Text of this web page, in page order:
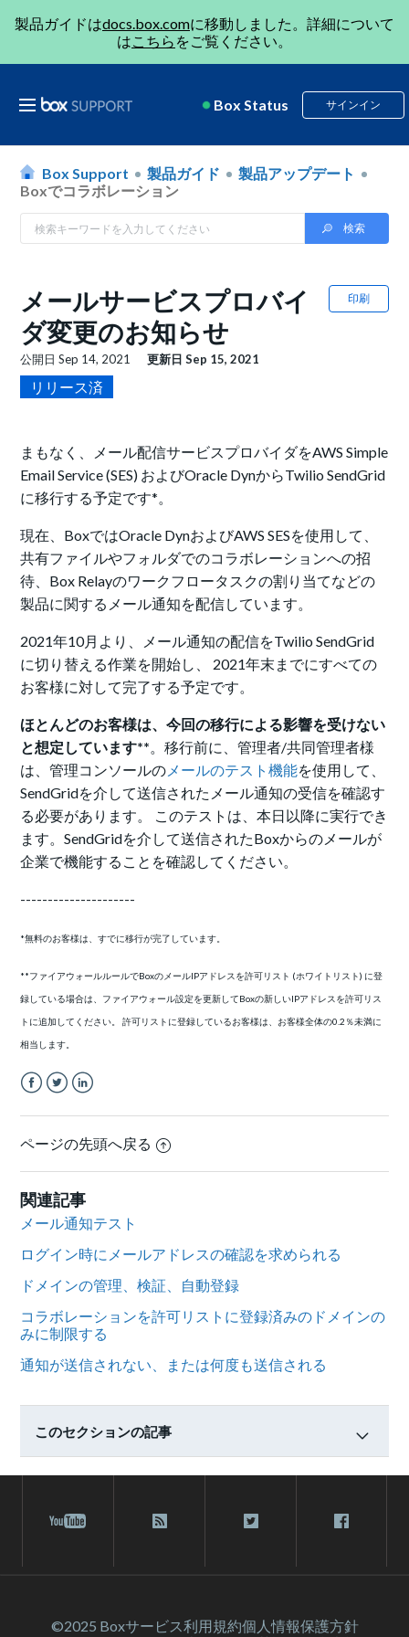
製品ガイドはdocs.box.comに移動しました。詳細について
はこちら をご覧ください。
Box Status サインイン
Box Support 製品ガイド
製品アップデート
Boxでコラボレーション
印刷
メールサービスプロバイ
ダ変更のお知らせ
公開日Sep 14, 2021 更新日Sep 15, 2021
リリース済
まもなく、メール配信サービスプロバイダをAWS Simple
Email Service (SES) およびOracle DynからTwilio SendGrid
に移行する予定です*。
現在、BoxではOracle DynおよびAWS SESを使用して、
共有ファイルやフォルダでのコラボレーションへの招
待、Box Relayのワークフロータスクの割り当てなどの
製品に関するメール通知を配信しています。
2021年10月より、メール通知の配信をTwilio SendGrid
に切り替える作業を開始し、 2021年末までにすべての
お客様に対して完了する予定です。
ほとんどのお客様は、今回の移行による影響を受けない
と想定しています**。移行前に、管理者/共同管理者様
は、管理コンソールの メールのテスト機能を使用して、
SendGridを介して送信されたメール通知の受信を確認す
る必要があります。 このテストは、本日以降に実行でき
ます。SendGridを介して送信されたBoxからのメールが
企業で機能することを確認してください。
---------------------
*無料のお客様は、すでに移行が完了しています。
**ファイアウォールルールでBoxのメールIPアドレスを許可リスト (ホワイトリスト) に登
録している場合は、ファイアウォール設定を更新してBoxの新しいIPアドレスを許可リス
トに追加してください。 許可リストに登録しているお客様は、お客様全体の0.2％未満に
相当します。
ページの先頭へ戻る
関連記事
メール通知テスト
ログイン時にメールアドレスの確認を求められる
ドメインの管理、検証、自動登録
コラボレーションを許可リストに登録済みのドメインの
みに制限する
通知が送信されない、または何度も送信される
このセクションの記事
©2025 Boxサービス利⽤規約個人情報保護方針